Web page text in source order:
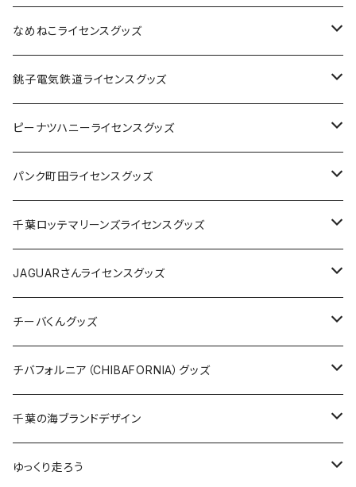
なめねこライセンスグッズ
Tシャツ
キャップ
ステッカー
缶バッジ
ホテルキーホルダー
銚子電気鉄道ライセンスグッズ
ステッカー
缶バッジ
アクリルキーホルダー
ホテルキーホルダー
クリアファイル
Tシャツ
キャップ
トートバッグ
ピーナツハニーライセンスグッズ
Tシャツ
キャップ
バッグ
ステッカー
缶バッジ
キーホルダー
クリアファイル
パンク町田ライセンスグッズ
Tシャツ
キャップ
バッグ
ステッカー
缶バッジ
キーホルダー
千葉ロッテマリーンズライセンスグッズ
ステッカー
ステッカー
ステッカー大
缶バッジ
缶バッジ32mm
缶バッジ54mm
エコバッグ
JAGUARさんコラボグッズ
Tシャツ
サコッシュ
JAGUARさんライセンスグッズ
Tシャツ
ステッカー
缶バッジ
クリアファイル
チーバくんグッズ
Tシャツ
キャップ
エコバッグ
チバフォルニア（CHIBAFORNIA）グッズ
Tシャツ
キャップ
千葉の海ブランドデザイン
Tシャツ
ゆっくり走ろう